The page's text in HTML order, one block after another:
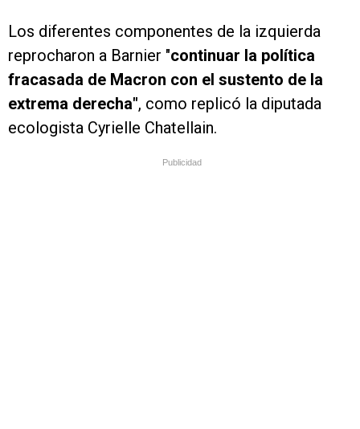
Los diferentes componentes de la izquierda
reprocharon a Barnier "continuar la política
fracasada de Macron con el sustento de la
extrema derecha", como replicó la diputada
ecologista Cyrielle Chatellain.
Publicidad